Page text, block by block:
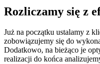
Rozliczamy się z
Już na początku ustalamy z
zobowiązujemy się do
Dodatkowo, na bieżąco je
realizacji do końca